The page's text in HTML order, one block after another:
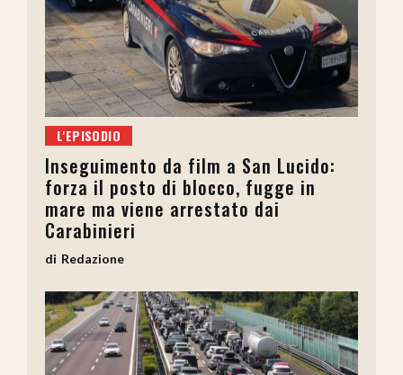
L'EPISODIO
Inseguimento da film a San Lucido:
forza il posto di blocco, fugge in
mare ma viene arrestato dai
Carabinieri
Redazione